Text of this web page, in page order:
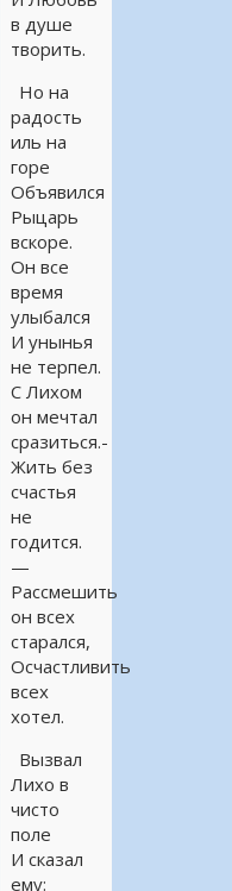
в душе
творить.
Но на
радость
иль на
горе
Объявился
Рыцарь
вскоре.
Он все
время
улыбался
И унынья
не терпел.
С Лихом
он мечтал
сразиться.-
Жить без
счастья
не
годится.
—
Рассмешить
он всех
старался,
Осчастливить
всех
хотел.
Вызвал
Лихо в
чисто
поле
И сказал
ему: